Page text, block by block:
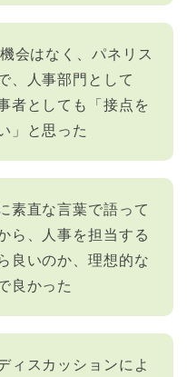
会はなく、パネリス
、人事部門として
者としても「接点を
」と思った
素直な言葉で語って
ら、人事を担当する
良いのか、理想的な
良かった
ィスカッションによ